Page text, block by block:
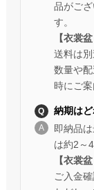
品がご
す。
【衣裳
送料は別
数量や
時にご案
納期は
即納品
は約2～
【衣裳
ご入金